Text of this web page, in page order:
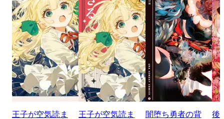
王子が空気読ま
王子が空気読ま
闇堕ち勇者の背
後